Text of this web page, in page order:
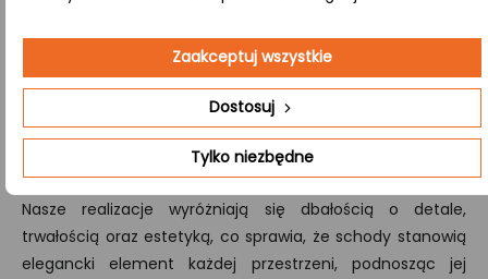
zamówienie, przygotowujemy kompleksową wycenę i
produkcję zestawów schodów drewnianych,
obejmujących wszystkie kluczowe elementy – od stopni i
podstopni po poręcze oraz tralki.Skontaktuj sięz nami,
aby dowiedzieć się więcej.
Nasze realizacje wyróżniają się dbałością o detale,
trwałością oraz estetyką, co sprawia, że schody stanowią
elegancki element każdej przestrzeni, podnosząc jej
Tylko niezbędne
Dostosuj
Zaakceptuj wszystkie